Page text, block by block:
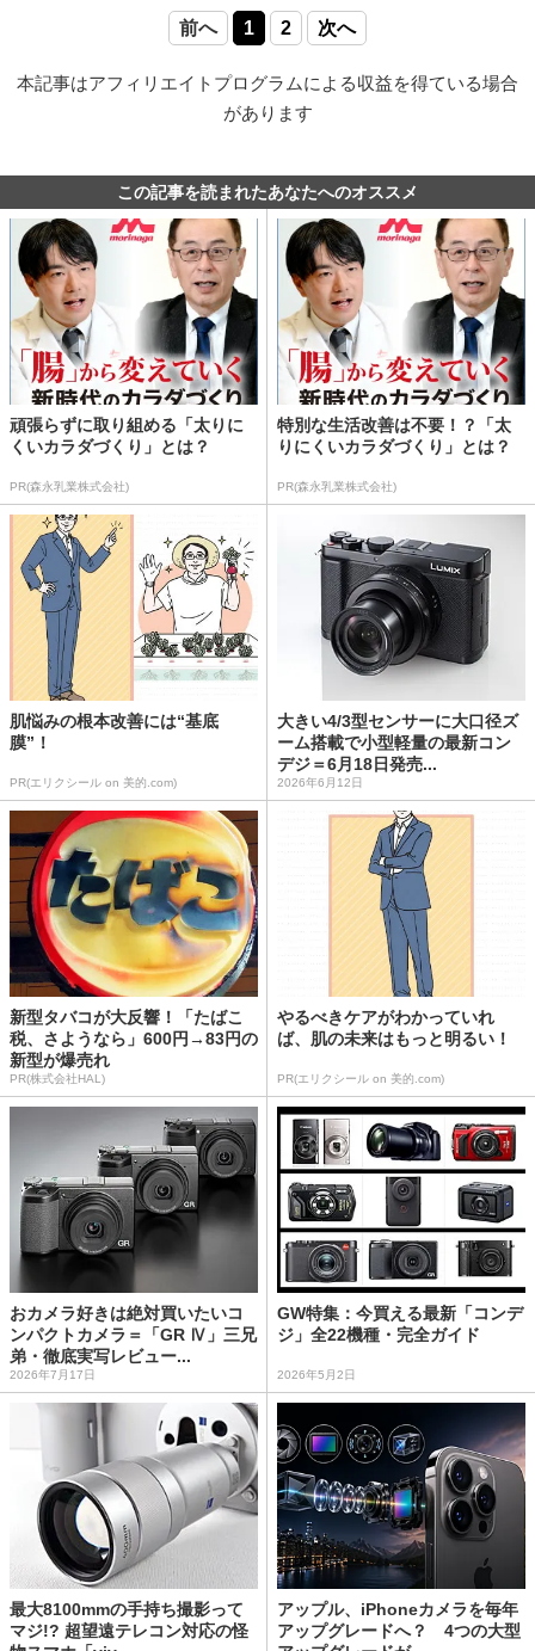
前へ 1 2 次へ
本記事はアフィリエイトプログラムによる収益を得ている場合
があります
この記事を読まれたあなたへのオススメ
頑張らずに取り組める「太りに
くいカラダづくり」とは？
PR(森永乳業株式会社)
特別な生活改善は不要！？「太
りにくいカラダづくり」とは？
PR(森永乳業株式会社)
肌悩みの根本改善には“基底
膜”！
PR(エリクシール on 美的.com)
大きい4/3型センサーに大口径ズ
ーム搭載で小型軽量の最新コン
デジ＝6月18日発売...
2026年6月12日
新型タバコが大反響！「たばこ
税、さようなら」600円→83円の
新型が爆売れ
PR(株式会社HAL)
やるべきケアがわかっていれ
ば、肌の未来はもっと明るい！
PR(エリクシール on 美的.com)
おカメラ好きは絶対買いたいコ
ンパクトカメラ＝「GR Ⅳ」三兄
弟・徹底実写レビュー...
2026年7月17日
GW特集：今買える最新「コンデ
ジ」全22機種・完全ガイド
2026年5月2日
最大8100mmの手持ち撮影って
マジ!? 超望遠テレコン対応の怪
アップル、iPhoneカメラを毎年
アップグレードへ？ 4つの大型